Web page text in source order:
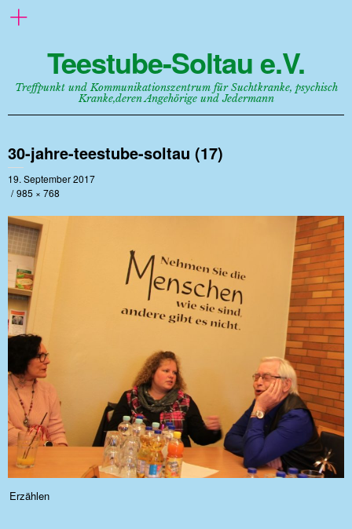
Teestube-Soltau e.V.
Treffpunkt und Kommunikationszentrum für Suchtkranke, psychisch
Kranke,deren Angehörige und Jedermann
30-jahre-teestube-soltau (17)
19. September 2017
985 × 768
Erzählen